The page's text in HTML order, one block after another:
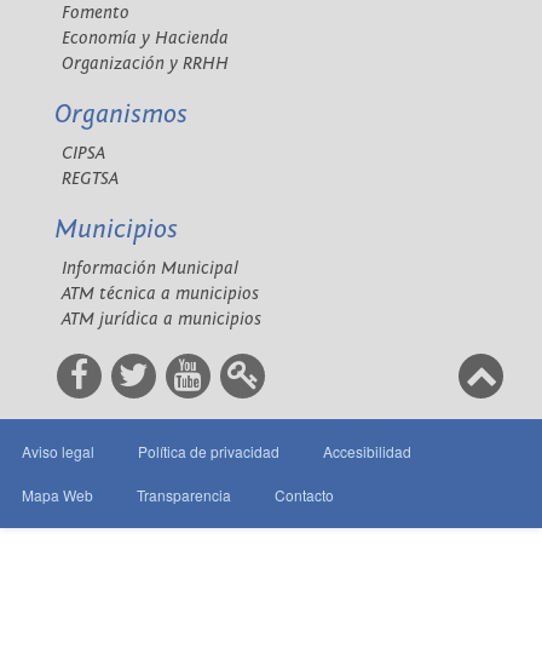
Fomento
Economía y Hacienda
Organización y RRHH
Organismos
CIPSA
REGTSA
Municipios
Información Municipal
ATM técnica a municipios
ATM jurídica a municipios
Aviso legal Política de privacidad Accesibilidad
Mapa Web Transparencia Contacto